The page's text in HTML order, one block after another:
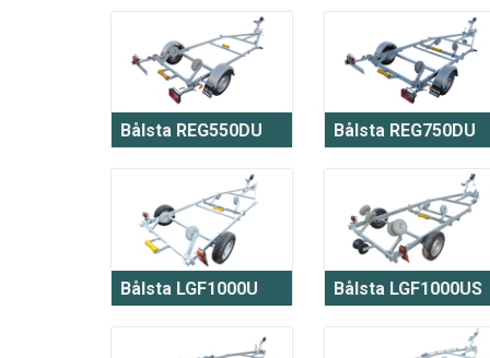
Bålsta REG550DU Bålsta REG750DU
Bålsta LGF1000U Bålsta LGF1000US